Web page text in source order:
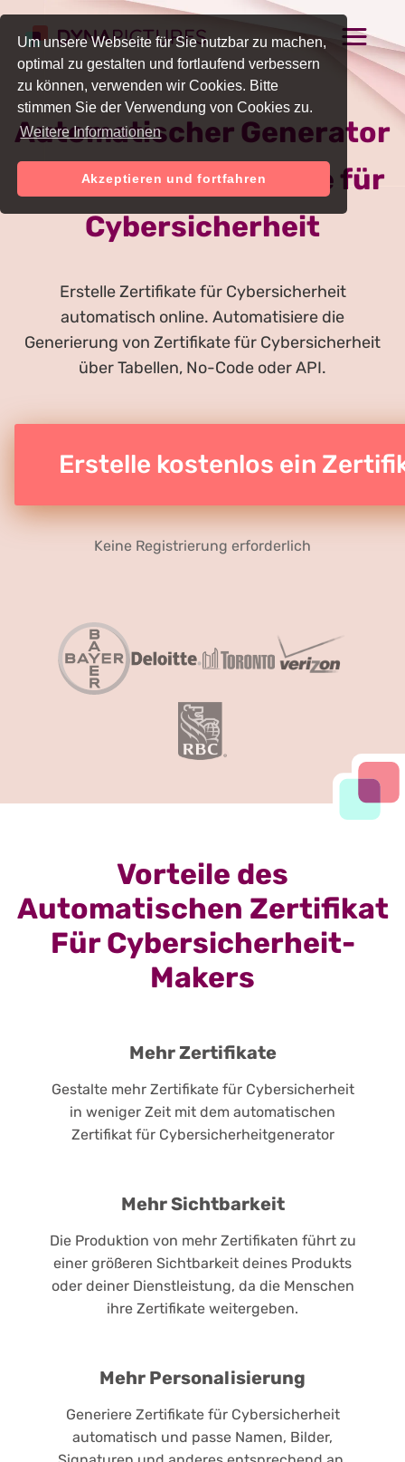
Um unsere Webseite für Sie nutzbar zu machen,
optimal zu gestalten und fortlaufend verbessern
zu können, verwenden wir Cookies. Bitte
stimmen Sie der Verwendung von Cookies zu.
Weitere Informationen
Akzeptieren und fortfahren
Automatischer Generator
für Online-Zertifikate für
Cybersicherheit
Erstelle Zertifikate für Cybersicherheit
automatisch online. Automatisiere die
Generierung von Zertifikate für Cybersicherheit
über Tabellen, No-Code oder API.
Erstelle kostenlos ein
Keine Registrierung erforderlich
Vorteile des
Automatischen Zertifikat
Für Cybersicherheit-
Makers
Mehr Zertifikate
Gestalte mehr Zertifikate für Cybersicherheit
in weniger Zeit mit dem automatischen
Zertifikat für Cybersicherheitgenerator
Mehr Sichtbarkeit
Die Produktion von mehr Zertifikaten führt zu
einer größeren Sichtbarkeit deines Produkts
oder deiner Dienstleistung, da die Menschen
ihre Zertifikate weitergeben.
Mehr Personalisierung
Generiere Zertifikate für Cybersicherheit
automatisch und passe Namen, Bilder,